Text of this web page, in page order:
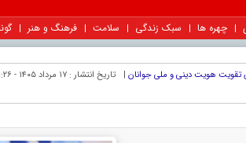
چهره ها سبک زندگی سلامت فرهنگ و هنر
تقویت هویت دینی و ملی جوانان | تاریخ انتشار : ۱۷ مرداد ۱۴۰۵ - ۱۸:۲۶ |